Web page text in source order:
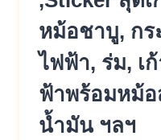
หม้อชาบู, กร
ไฟฟ้า, ร่ม, เ
ฟ้าพร้อมหม้
น้ำมัน ฯลฯ